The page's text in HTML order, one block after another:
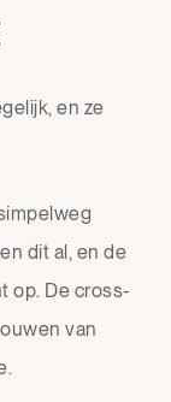
en ze
dit al, en de
op. De cross-
van